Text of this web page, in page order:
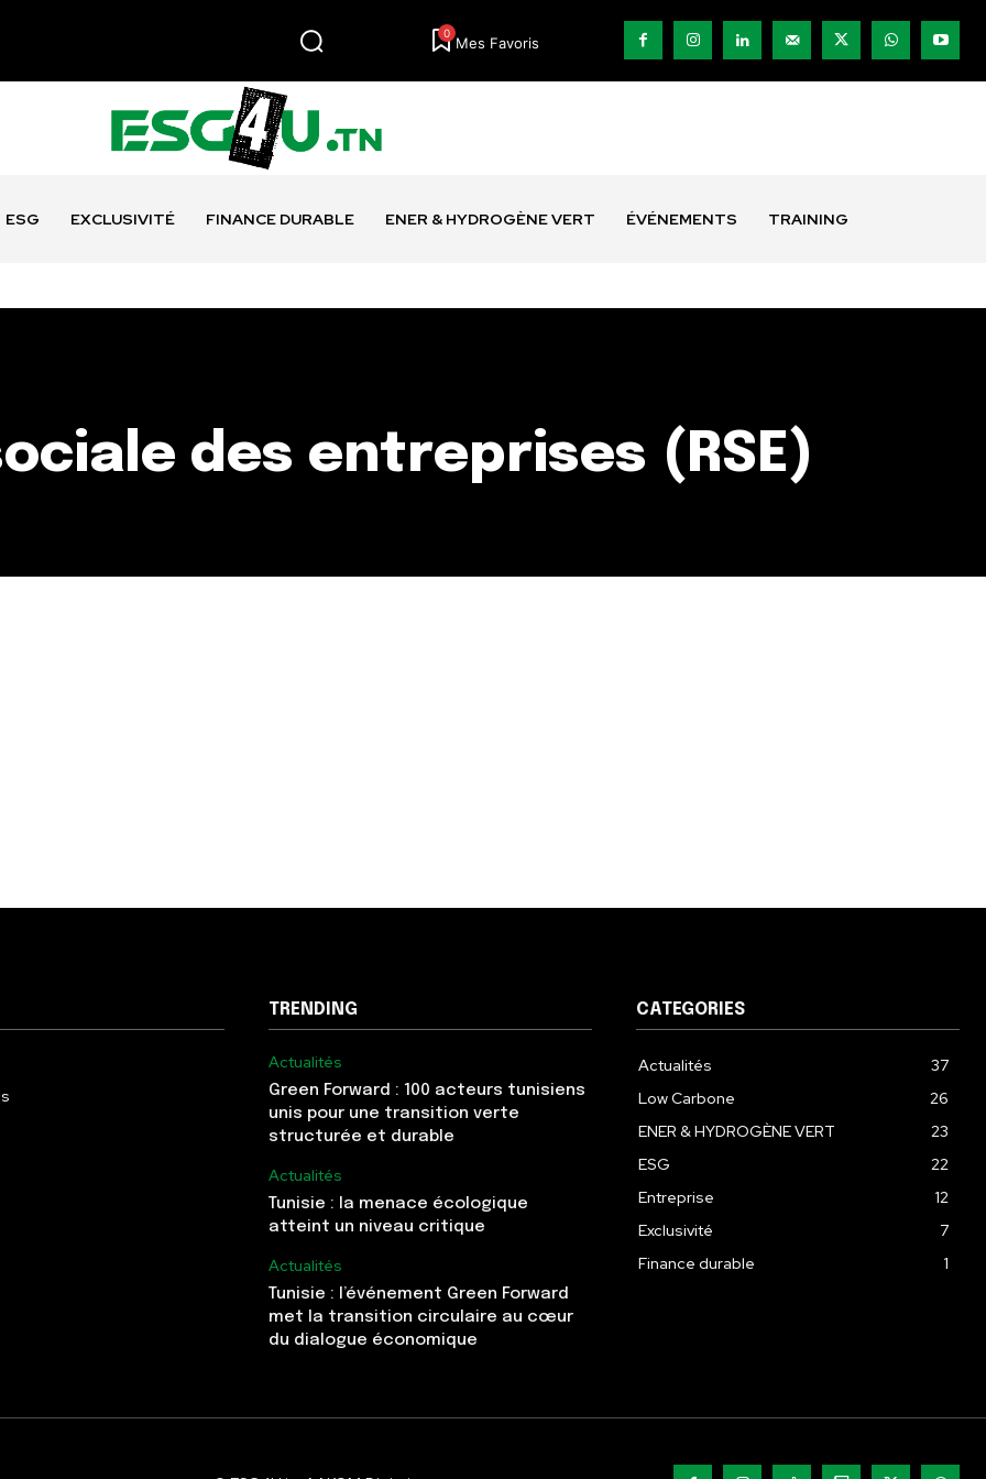
0
Mes Favoris
ESG EXCLUSIVITÉ FINANCE DURABLE ENER & HYDROGÈNE VERT ÉVÉNEMENTS TRAINING
des entreprises (RSE)
TRENDING
Actualités
Green Forward : 100 acteurs tunisiens
unis pour une transition verte
structurée et durable
Actualités
Tunisie : la menace écologique
atteint un niveau critique
Actualités
Tunisie : l’événement Green Forward
met la transition circulaire au cœur
du dialogue économique
CATEGORIES
Actualités
37
Low Carbone
26
ENER & HYDROGÈNE VERT
23
ESG
22
Entreprise
12
Exclusivité
7
Finance durable
1